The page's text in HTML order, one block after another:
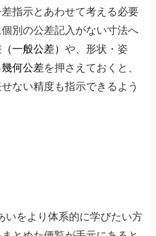
指示とあわせて考える必要
別の公差記入がない寸法へ
一般公差）や、形状・姿
幾何公差を押さえておくと、
ない精度も指示できるよう
いをより体系的に学びたい方